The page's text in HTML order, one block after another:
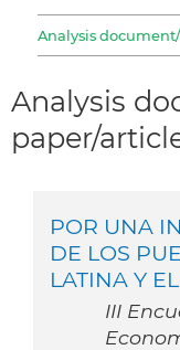
Analysis
Analysis
paper/
POR UNA
DE LOS
LATINA Y
III